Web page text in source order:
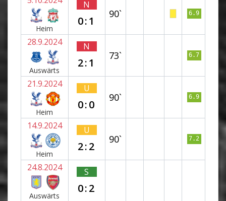
Heim
N
0:1
90` 6.9
28.9.2024
Auswärts
N
2:1
73` 6.7
21.9.2024
Heim
U
0:0
90` 6.9
14.9.2024
Heim
U
2:2
90` 7.2
24.8.2024
Auswärts
S
0:2